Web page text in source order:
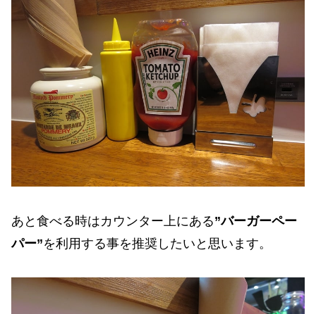
あと食べる時はカウンター上にある”バーガーペー
パー”を利用する事を推奨したいと思います。